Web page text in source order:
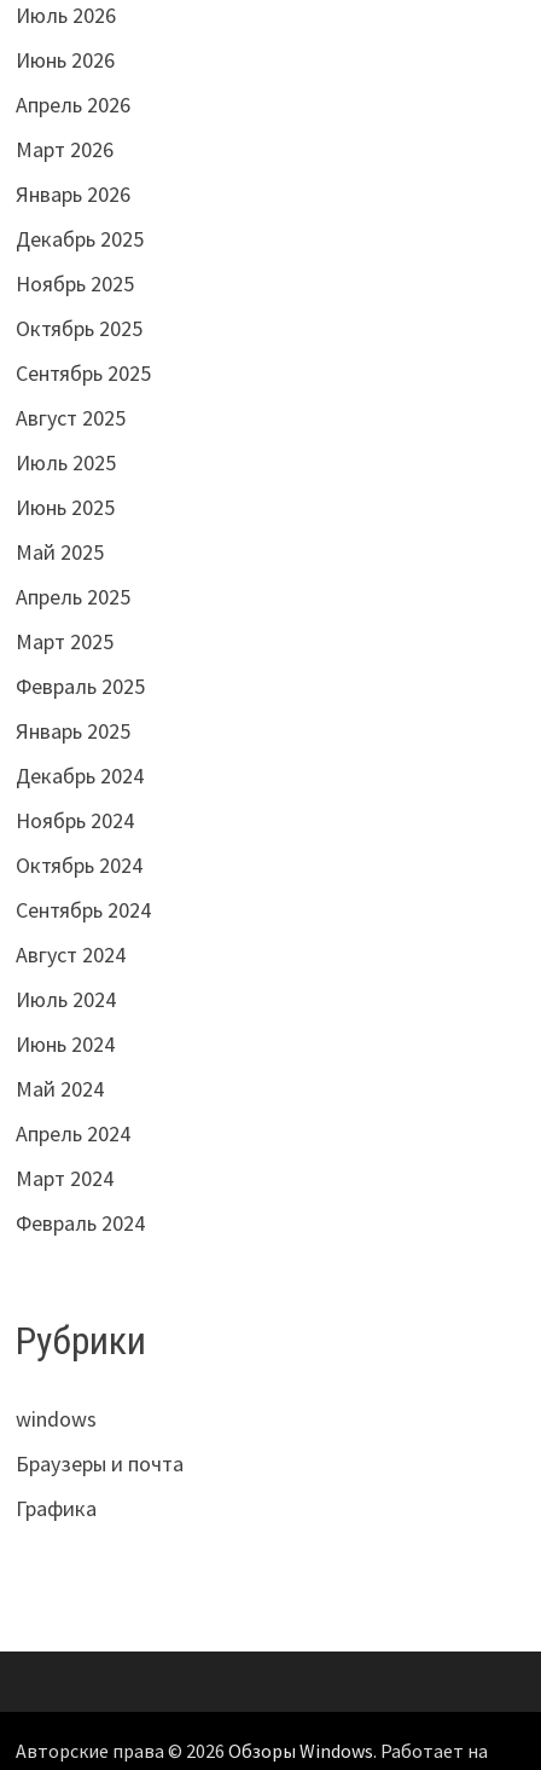
Июль 2026
Июнь 2026
Апрель 2026
Март 2026
Январь 2026
Декабрь 2025
Ноябрь 2025
Октябрь 2025
Сентябрь 2025
Август 2025
Июль 2025
Июнь 2025
Май 2025
Апрель 2025
Март 2025
Февраль 2025
Январь 2025
Декабрь 2024
Ноябрь 2024
Октябрь 2024
Сентябрь 2024
Август 2024
Июль 2024
Июнь 2024
Май 2024
Апрель 2024
Март 2024
Февраль 2024
Рубрики
windows
Браузеры и почта
Графика
Авторские права © 2026 Обзоры Windows. Работает на